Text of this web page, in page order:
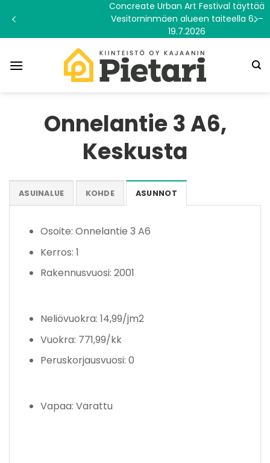
content
Concreate Urban Art Festival täyttää
Vesitorninmäen alueen taiteella 6. –
19.7.2026
Onnelantie 3 A6,
Keskusta
ASUINALUE KOHDE ASUNNOT
Osoite: Onnelantie 3 A6
Kerros: 1
Rakennusvuosi: 2001
Neliövuokra: 14,99/jm2
Vuokra: 771,99/kk
Peruskorjausvuosi: 0
Vapaa: Varattu